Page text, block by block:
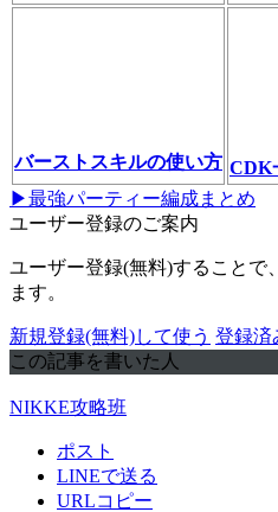
バーストスキルの使い方 CDK
▶最強パーティー編成まとめ
ユーザー登録のご案内
ユーザー登録(無料)することで
ます。
新規登録(無料)して使う 登録済
この記事を書いた人
NIKKE攻略班
ポスト
LINEで送る
URLコピー